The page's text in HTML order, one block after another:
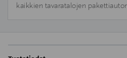
kaikkien tavaratalojen